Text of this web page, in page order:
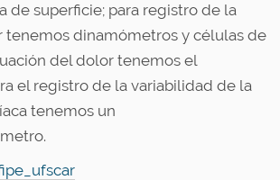
de superficie; para registro de la
tenemos dinamómetros y células de
del dolor tenemos el
el registro de la variabilidad de la
tenemos un